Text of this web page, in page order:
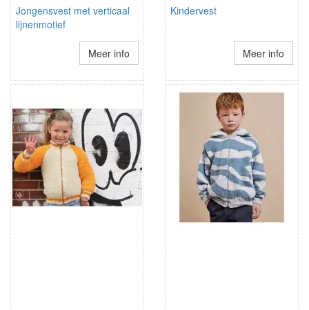
Jongensvest met verticaal
lijnenmotief
Meer info
Kindervest
Meer info